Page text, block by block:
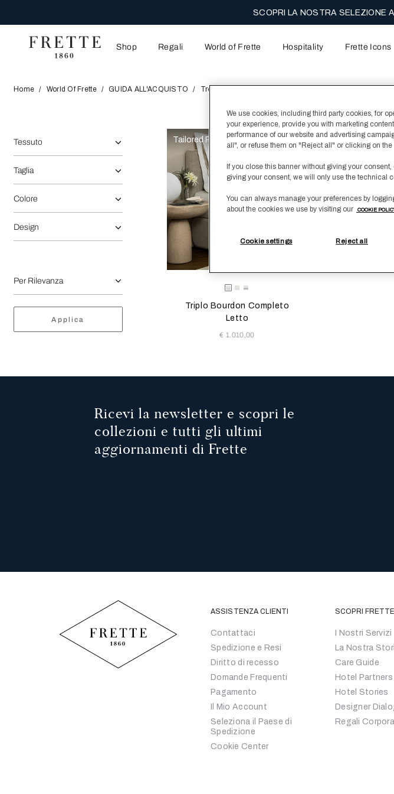
SCOPRI LA NOSTRA SELEZIONE
Shop Regali World of Frette Hospitality Frette Icons
Home World Of Frette GUIDA ALL'ACQUISTO Trova Il Tuo Tessuto
La selezione dell'opzione rifletterà i dati presenti nell'area del contenuto principale della
Affina la ricerca:
Tessuto
Taglia
Colore
Design
Applica
Tailored Poplin
Selezionando il colore si aggiornerà l'immagine del
Available Colors
Bianco-
Bianco-
Bianco-
Triplo Bourdon Completo
Letto
€ 1.010,00
Ricevi la newsletter e scopri le
collezioni e tutti gli ultimi
aggiornamenti di Frette
ASSISTENZA CLIENTI
Contattaci
Spedizione e Resi
Diritto di recesso
Domande Frequenti
Pagamento
Il Mio Account
Seleziona il Paese di
Spedizione
Cookie Center
SCOPRI FRETTE
I Nostri Servizi
La Nostra
Care Guide
Hotel Partners
Hotel Stories
Designer
Regali
We use cookies, including third party cookies, for
your experience, provide you with marketing
performance of our website and advertising
all", or refuse them on "Reject all" or clicking on
If you close this banner without giving your
giving your consent, we will only use the technical
You can always manage your preferences by
about the cookies we use by visiting our
COOKIE
Cookie settings Reject all